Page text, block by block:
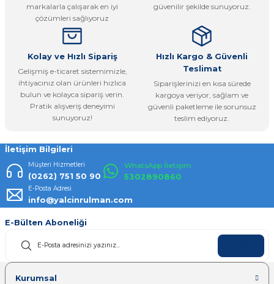
Ürün fiyatı diğer sitelerden daha pahalı.
Bu ürüne benzer farklı alternatifler olmalı.
Gönder
markalarla çalışarak en iyi
çözümleri sağlıyoruz
güvenilir şekilde sunuyoruz.
Kolay ve Hızlı Sipariş
Gelişmiş e-ticaret sistemimizle,
ihtiyacınız olan ürünleri hızlıca
bulun ve kolayca sipariş verin.
Pratik alışveriş deneyimi
sunuyoruz!
Hızlı Kargo & Güvenli
Teslimat
Siparişlerinizi en kısa sürede
kargoya veriyor, sağlam ve
güvenli paketleme ile sorunsuz
teslim ediyoruz.
İletişim Bilgileri
Müşteri Hizmetleri
(0262) 751 50 90
WhatsApp İletişim
5302890860
E-Posta Adresi
info@yalcinrulman.com
E-Bülten Aboneliği
Kurumsal